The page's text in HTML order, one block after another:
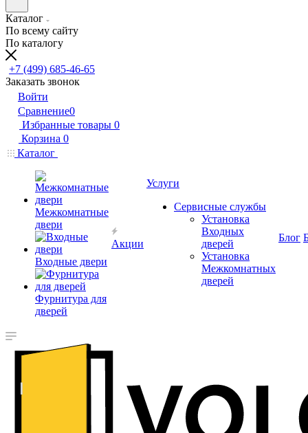
Каталог
По всему сайту
По каталогу
+7 (499) 685-46-65
Заказать звонок
Войти
Сравнение0
Избранные товары 0
Корзина 0
Каталог
Межкомнатные
двери
Входные двери
Фурнитура для
дверей
Акции
Услуги
Сервисные службы
Установка
Входных
дверей
Установка
Межкомнатных
дверей
Блог